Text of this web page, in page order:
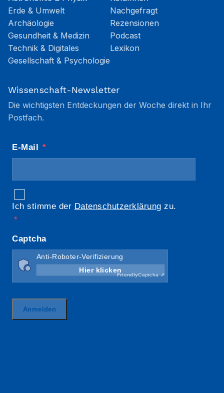
Erde & Umwelt
Archäologie
Gesundheit & Medizin
Technik & Digitales
Gesellschaft & Psychologie
Nachgefragt
Rezensionen
Podcast
Lexikon
Wissenschaft-Newsletter
Die wichtigsten Entdeckungen der Woche direkt in Ihr
Postfach.